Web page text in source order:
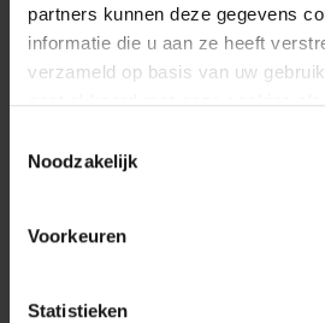
partners kunnen deze gegevens
informatie die u aan ze heeft
verzameld op basis van uw
gaat akkoord met onze cookies
Noodzakelijk
Voorkeuren
Statistieken
Milano
Documentatie